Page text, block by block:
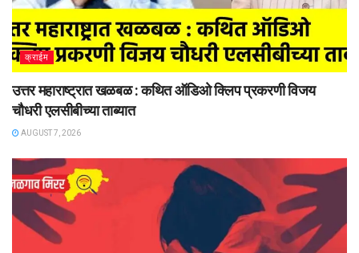
क्राईम
उत्तर महाराष्ट्रात खळबळ : कथित ऑडिओ क्लिप प्रकरणी विजय
चौधरी एलसीबीच्या ताब्यात
AUGUST 7, 2026